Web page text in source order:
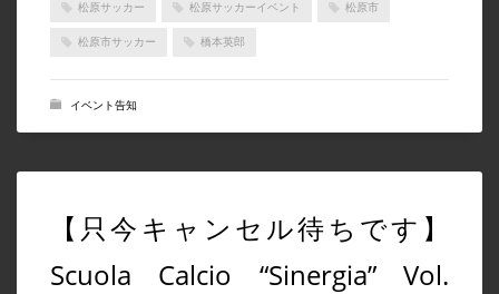
松原サッカー 松原サッカーイベント 松原市
松原市サッカー 橋本英郎
イベント告知
【只今キャンセル待ちです】
Scuola Calcio “Sinergia” Vol.